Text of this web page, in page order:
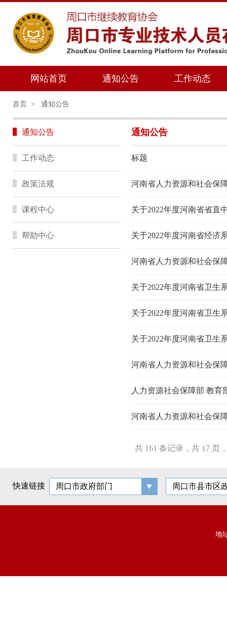
网站首页 通知公告 工作动态
首页 > 通知公告
通知公告
工作动态
政策法规
课程中心
帮助中心
通知公告
标题
关于2022年度河南省省直
关于2022年度河南省卫生
关于2022年度河南省卫生
关于2022年度河南省卫生
河南省人力资源和社会保
共 161 条记录，共 17 页
快速链接 周口市政府部门 周口市县市区
地